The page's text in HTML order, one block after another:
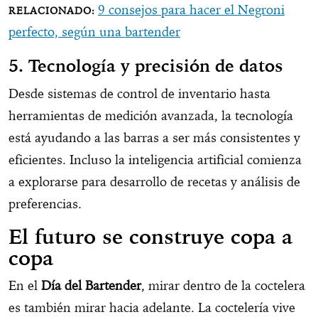
9 consejos para hacer el Negroni
perfecto, según una bartender
5. Tecnología y precisión de datos
Desde sistemas de control de inventario hasta
herramientas de medición avanzada, la tecnología
está ayudando a las barras a ser más consistentes y
eficientes. Incluso la inteligencia artificial comienza
a explorarse para desarrollo de recetas y análisis de
preferencias.
El futuro se construye copa a
copa
En el Día del Bartender, mirar dentro de la coctelera
es también mirar hacia adelante. La coctelería vive